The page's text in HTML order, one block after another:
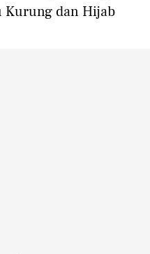
Kurung dan Hijab